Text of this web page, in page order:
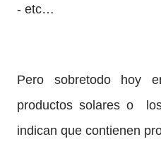
- etc…
Pero sobretodo hoy
productos solares o
indican que contienen